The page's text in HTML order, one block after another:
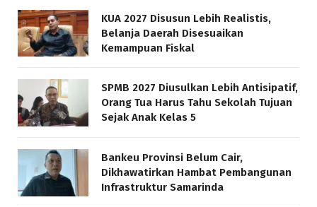
KUA 2027 Disusun Lebih Realistis,
Belanja Daerah Disesuaikan
Kemampuan Fiskal
SPMB 2027 Diusulkan Lebih Antisipatif,
Orang Tua Harus Tahu Sekolah Tujuan
Sejak Anak Kelas 5
Bankeu Provinsi Belum Cair,
Dikhawatirkan Hambat Pembangunan
Infrastruktur Samarinda